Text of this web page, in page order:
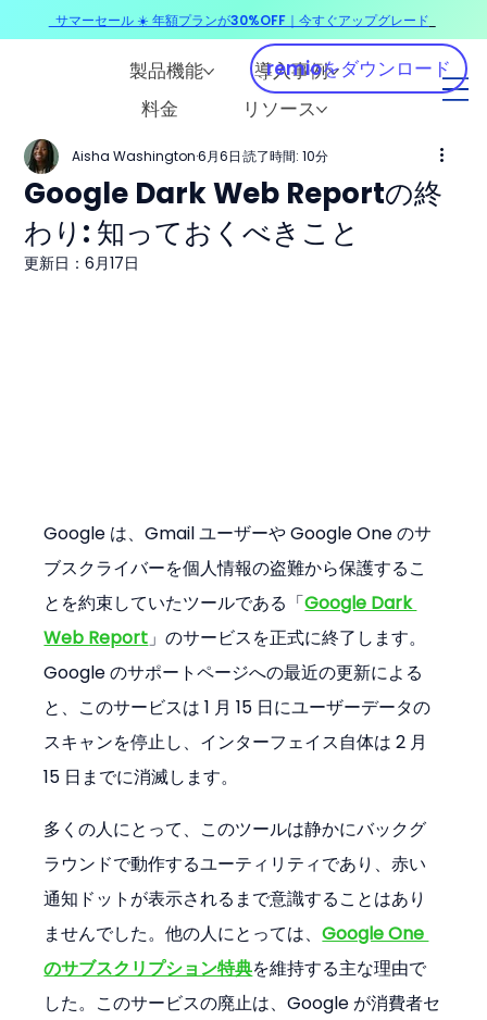
製品機能
導入事例
料金
リソース
remioをダウンロード
Google Dark Web Reportの終
わり: 知っておくべきこと
Aisha Washington 6月6日 読了時間: 10分
更新日：6月17日
Google は、Gmail ユーザーや Google One のサ
ブスクライバーを個人情報の盗難から保護するこ
とを約束していたツールである「Google Dark
Web Report 」のサービスを正式に終了します。
Google のサポートページへの最近の更新による
と、このサービスは 1 月 15 日にユーザーデータの
スキャンを停止し、インターフェイス自体は 2 月
15 日までに消滅します。
多くの人にとって、このツールは静かにバックグ
ラウンドで動作するユーティリティであり、赤い
通知ドットが表示されるまで意識することはあり
ませんでした。他の人にとっては、Google One
のサブスクリプション特典を維持する主な理由で
した。このサービスの廃止は、Google が消費者セ
サマーセール ☀️ 年額プランが30%OFF｜今すぐアップグレード